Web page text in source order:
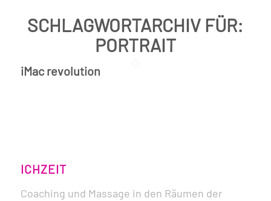
SCHLAGWORTARCHIV FÜR:
PORTRAIT
iMac revolution
ICHZEIT
Coaching und Massage in den Räumen der